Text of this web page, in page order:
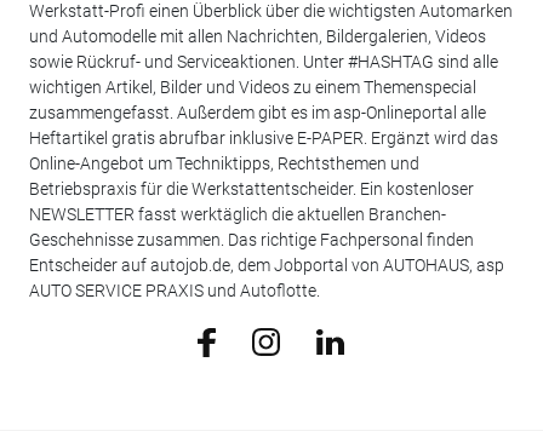
Werkstatt-Profi einen Überblick über die wichtigsten Automarken
und Automodelle mit allen Nachrichten, Bildergalerien, Videos
sowie Rückruf- und Serviceaktionen. Unter #HASHTAG sind alle
wichtigen Artikel, Bilder und Videos zu einem Themenspecial
zusammengefasst. Außerdem gibt es im asp-Onlineportal alle
Heftartikel gratis abrufbar inklusive E-PAPER. Ergänzt wird das
Online-Angebot um Techniktipps, Rechtsthemen und
Betriebspraxis für die Werkstattentscheider. Ein kostenloser
NEWSLETTER fasst werktäglich die aktuellen Branchen-
Geschehnisse zusammen. Das richtige Fachpersonal finden
Entscheider auf autojob.de, dem Jobportal von AUTOHAUS, asp
AUTO SERVICE PRAXIS und Autoflotte.